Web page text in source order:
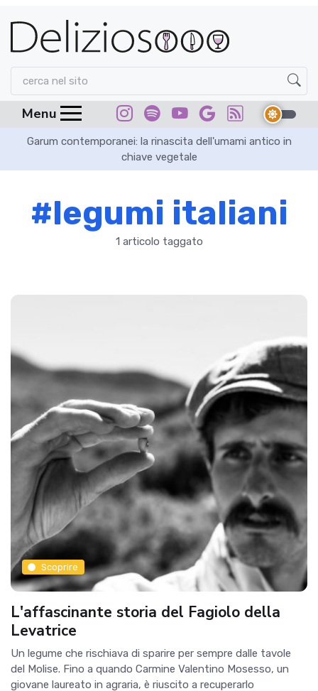
Menu
Garum contemporanei: la rinascita dell'umami antico in
chiave vegetale
#legumi italiani
1 articolo taggato
Scoprire
L'affascinante storia del Fagiolo della
Levatrice
Un legume che rischiava di sparire per sempre dalle tavole
del Molise. Fino a quando Carmine Valentino Mosesso, un
giovane laureato in agraria, è riuscito a recuperarlo